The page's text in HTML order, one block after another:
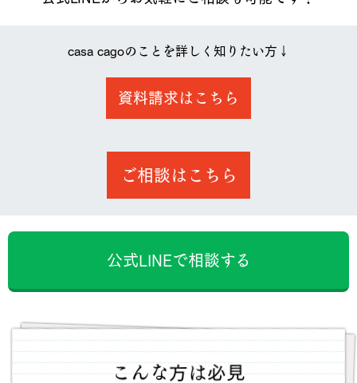
casa cagoのことを詳しく知りたい方↓
資料請求はこちら
ご相談はこちら
公式LINEで相談する
こんな方は必見